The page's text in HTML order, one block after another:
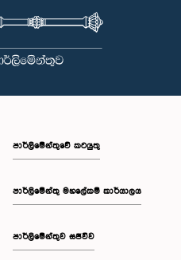
පාර්ලිමේන්තුවේ කටයුතු
පාර්ලිමේන්තු මහලේකම් කාර්යාලය
පාර්ලිමේන්තුව සජීවීව